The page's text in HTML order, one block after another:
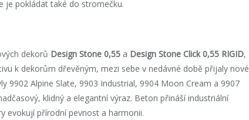
je pokládat také do stromečku.
dekorů Design Stone 0,55 a Design Stone Click 0,55 RIGID,
k dekorům dřevěným, mezi sebe v nedávné době přijaly nové
9902 Alpine Slate, 9903 Industrial, 9904 Moon Cream a 9907
klidný a elegantní výraz. Beton přináší industriální
evokují přírodní pevnost a harmonii.